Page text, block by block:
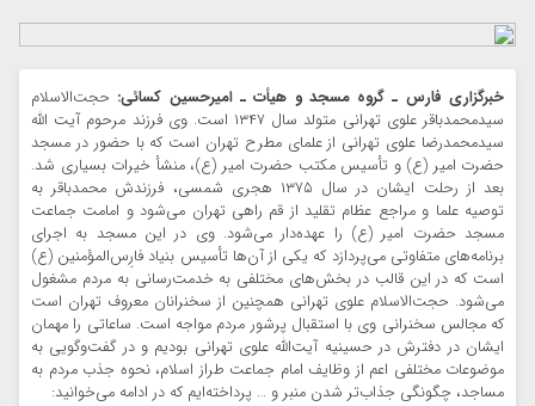
خبرگزاری فارس ـ گروه مسجد و هیأت ـ امیرحسین کسائی: حجت‌الاسلام
سیدمحمدباقر علوی تهرانی متولد سال ۱۳۴۷ است. وی فرزند مرحوم آیت الله
سیدمحمدرضا علوی تهرانی از علمای مطرح تهران است که با حضور در مسجد
حضرت امیر (ع) و تأسیس مکتب حضرت امیر (ع)، منشأ خیرات بسیاری شد.
بعد از رحلت ایشان در سال ۱۳۷۵ هجری شمسی، فرزندش محمدباقر به
توصیه علما و مراجع عظام تقلید از قم راهی تهران می‌شود و امامت جماعت
مسجد حضرت امیر (ع) را عهده‌دار می‌شود. وی در این مسجد به اجرای
برنامه‌های متفاوتی می‌پردازد که یکی از آن‌ها تأسیس بنیاد فارِس‌المؤمنین (ع)
است که در این قالب در بخش‌های مختلفی به خدمت‌رسانی به مردم مشغول
می‌شود. حجت‌الاسلام علوی تهرانی همچنین از سخنرانان معروف تهران است
که مجالس سخنرانی وی با استقبال پرشور مردم مواجه است. ساعاتی را مهمان
ایشان در دفترش در حسینیه آیت‌الله علوی تهرانی بودیم و در گفت‌وگویی به
موضوعات مختلفی اعم از وظایف امام جماعت طراز اسلام، نحوه جذب مردم به
مساجد، چگونگی جذاب‌تر شدن منبر و … پرداخته‌ایم که در ادامه می‌خوانید: